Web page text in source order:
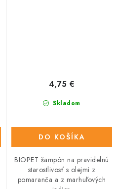
Skladom
4,75 €
DO KOŠÍKA
BIOPET šampón na pravidelnú
starostlivosť s olejmi z
pomaranča a z marhuľových